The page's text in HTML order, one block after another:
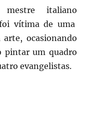
italiano
foi vítima de uma
ocasionando
pintar um quadro
evangelistas.